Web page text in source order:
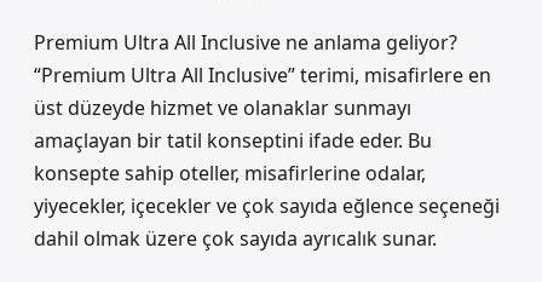
Premium Ultra All Inclusive ne anlama geliyor?
“Premium Ultra All Inclusive” terimi, misafirlere en
üst düzeyde hizmet ve olanaklar sunmayı
amaçlayan bir tatil konseptini ifade eder. Bu
konsepte sahip oteller, misafirlerine odalar,
yiyecekler, içecekler ve çok sayıda eğlence seçeneği
dahil olmak üzere çok sayıda ayrıcalık sunar.